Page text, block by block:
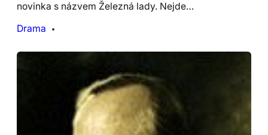
novinka s názvem Železná lady. Nejde…
Drama